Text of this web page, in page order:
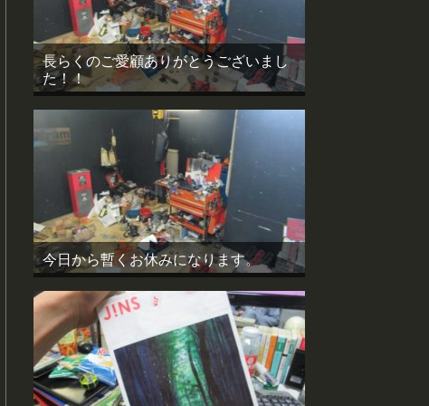
長らくのご愛顧ありがとうございまし
た！！
今日から暫くお休みになります。